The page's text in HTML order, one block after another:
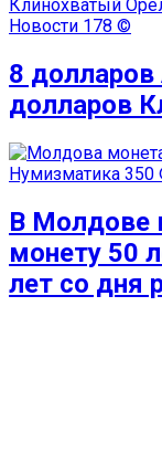
Новости 178 ©
8 долларов
долларов
Нумизматика 350
В Молдове
монету 50
лет со дня